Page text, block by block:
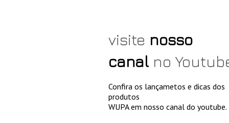
visite nosso
canalno
Confira os lançametos e dicas dos
produtos
WUPA em nosso canal do youtube.